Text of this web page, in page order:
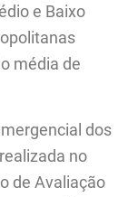
e Baixo
média de
dos
no
de Avaliação